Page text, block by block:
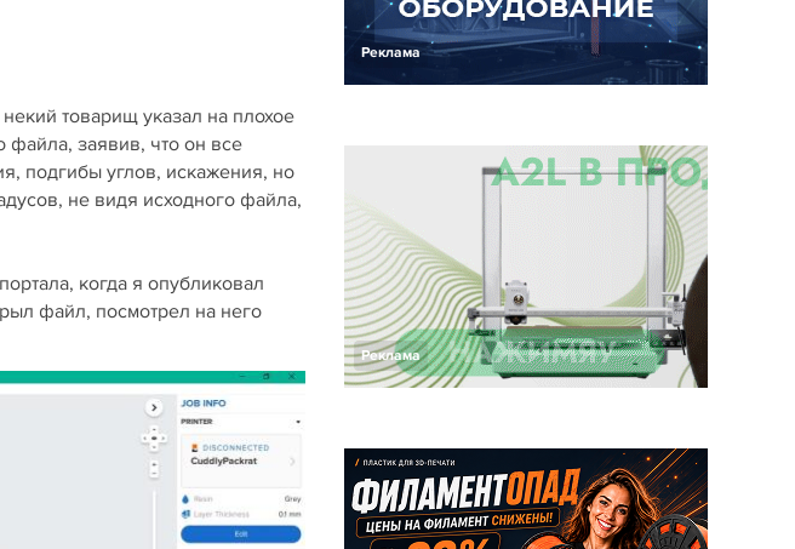
товарищ указал на плохое
файла, заявив, что он все
подгибы углов, искажения, но
не видя исходного файла,
когда я опубликовал
файл, посмотрел на него
Реклама
Реклама